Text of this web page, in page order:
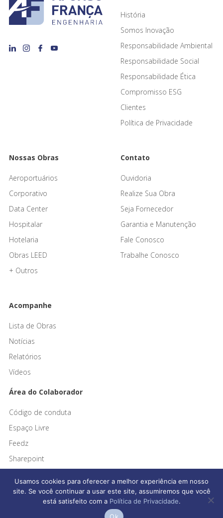
História
Somos Inovação
Responsabilidade Ambiental
Responsabilidade Social
Responsabilidade Ética
Compromisso ESG
Clientes
Política de Privacidade
Nossas Obras
Aeroportuários
Corporativo
Data Center
Hospitalar
Hotelaria
Obras LEED
+ Outros
Contato
Ouvidoria
Realize Sua Obra
Seja Fornecedor
Garantia e Manutenção
Fale Conosco
Trabalhe Conosco
Acompanhe
Lista de Obras
Notícias
Relatórios
Vídeos
Área do Colaborador
Código de conduta
Espaço Livre
Feedz
Sharepoint
Afonso França Engenharia © 2026 Todos os direitos reservados
Usamos cookies para oferecer a melhor experiência em nosso
site. Se você continuar a usar este site, assumiremos que você
está satisfeito com a Política de Privacidade.
Ok